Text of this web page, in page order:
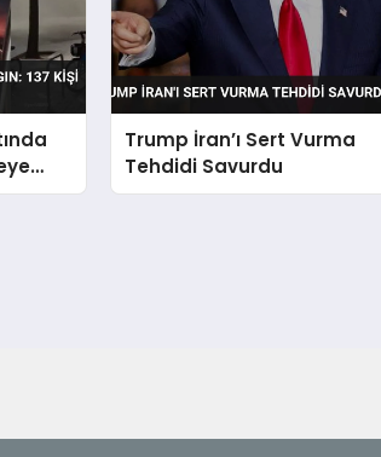
Trump İran’ı Sert Vurma
Tehdidi Savurdu